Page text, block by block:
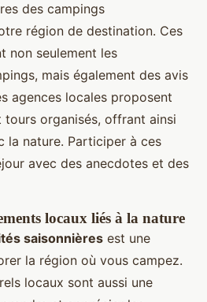
des campings
région de destination. Ces
non seulement les
mais également des avis
agences locales proposent
tours organisés, offrant ainsi
la nature. Participer à ces
avec des anecdotes et des
locaux liés à la nature
saisonnières est une
la région où vous campez.
locaux sont aussi une